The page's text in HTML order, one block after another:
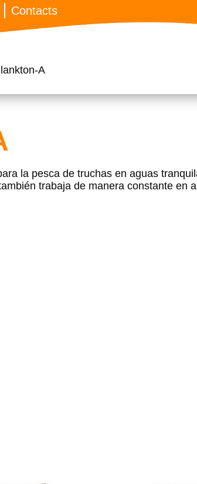
Contacts
A
la pesca de truchas en aguas
trabaja de manera constante en